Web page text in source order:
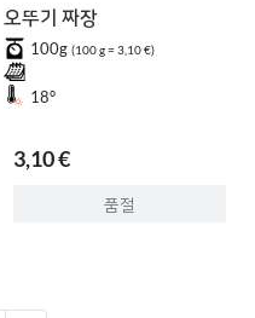
오뚜기 짜장
100g (100 g = 3,10 €)
18°
3,10 €
품절